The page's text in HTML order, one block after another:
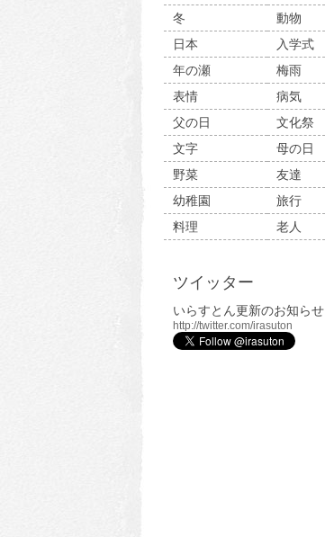
冬
動物
日本
入学式
年の瀬
梅雨
表情
病気
父の日
文化祭
文字
母の日
野菜
友達
幼稚園
旅行
料理
老人
ツイッター
いらすとん更新のお知らせ
http://twitter.com/irasuton